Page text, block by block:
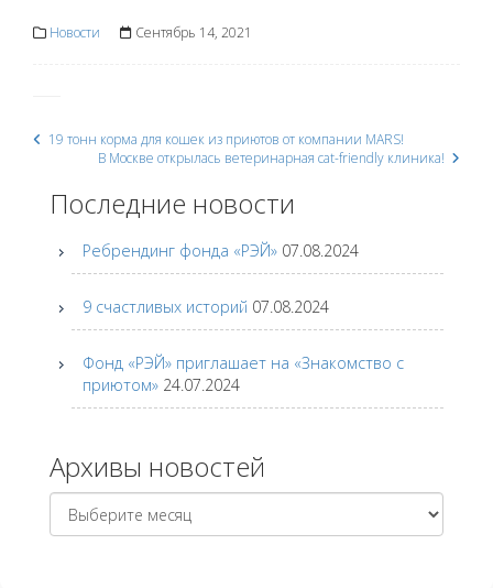
Новости Сентябрь 14, 2021
Post
navigation
19 тонн корма для кошек из приютов от компании MARS!
В Москве открылась ветеринарная cat-friendly клиника!
Последние новости
Ребрендинг фонда «РЭЙ» 07.08.2024
9 счастливых историй 07.08.2024
Фонд «РЭЙ» приглашает на «Знакомство с
приютом» 24.07.2024
Архивы новостей
Архивы
новостей